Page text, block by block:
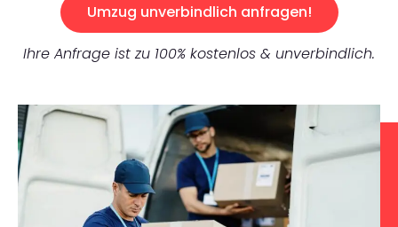
Umzug unverbindlich anfragen!
Ihre Anfrage ist zu 100% kostenlos & unverbindlich.